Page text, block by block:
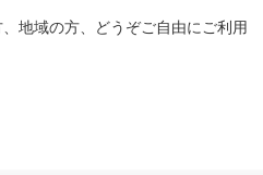
地域の方、どうぞご自由にご利用